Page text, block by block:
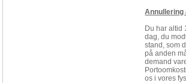
Annullering
Du har altid
dag, du
stand, som
på anden
demand
os i vores